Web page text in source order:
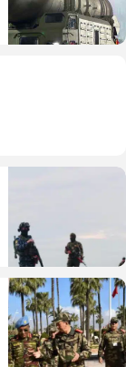
צבא וביטחון
בעולם